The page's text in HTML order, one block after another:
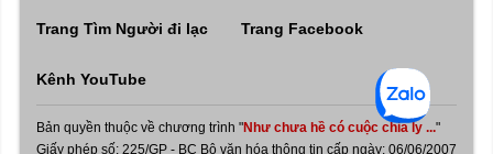
Trang Tìm Người đi lạc Trang Facebook
Kênh YouTube
Bản quyền thuộc về chương trình "Như chưa hề có cuộc chia ly ..."
Giấy phép số: 225/GP - BC Bộ văn hóa thông tin cấp ngày: 06/06/2007